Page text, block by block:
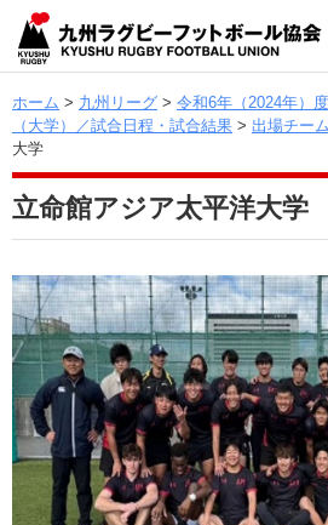
ホーム > 九州リーグ > 令和6年（2024年）度
（大学）／試合日程・試合結果 > 出場チー
大学
立命館アジア太平洋大学